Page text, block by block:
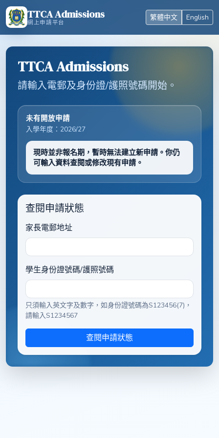
TTCA Admissions
網上申請平台
繁體中文 English
TTCA Admissions
請輸入電郵及身份證/護照號碼開始。
未有開放申請
入學年度：2026/27
現時並非報名期，暫時無法建立新申請。你仍
可輸入資料查閱或修改現有申請。
查閱申請狀態
家長電郵地址
學生身份證號碼/護照號碼
只須輸入英文字及數字，如身份證號碼為S123456(7)，
請輸入S1234567
查閱申請狀態